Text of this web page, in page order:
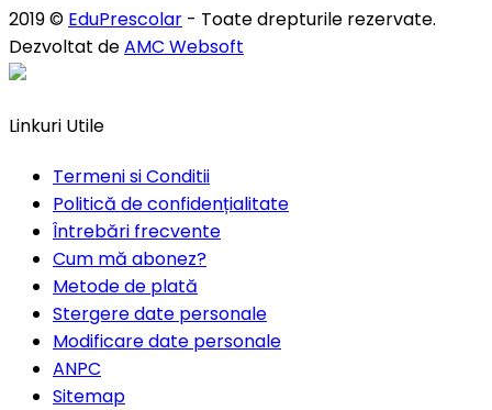
2019 © EduPrescolar - Toate drepturile rezervate.
Dezvoltat deAMC Websoft
Linkuri Utile
Termeni si Conditii
Politică de confidențialitate
Întrebări frecvente
Cum mă abonez?
Metode de plată
Stergere date personale
Modificare date personale
ANPC
Sitemap